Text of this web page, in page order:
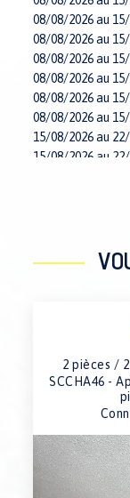
08/08/2026 au
08/08/2026 au
08/08/2026 au
08/08/2026 au
08/08/2026 au
08/08/2026 au
15/08/2026 au
15/08/2026 au
15/08/2026 au
15/08/2026 au
22/08/2026 au
22/08/2026 au
22/08/2026 au
22/08/2026 au
29/08/2026 au
29/08/2026 au
29/08/2026 au
2 pièces /
SCCHA46 -